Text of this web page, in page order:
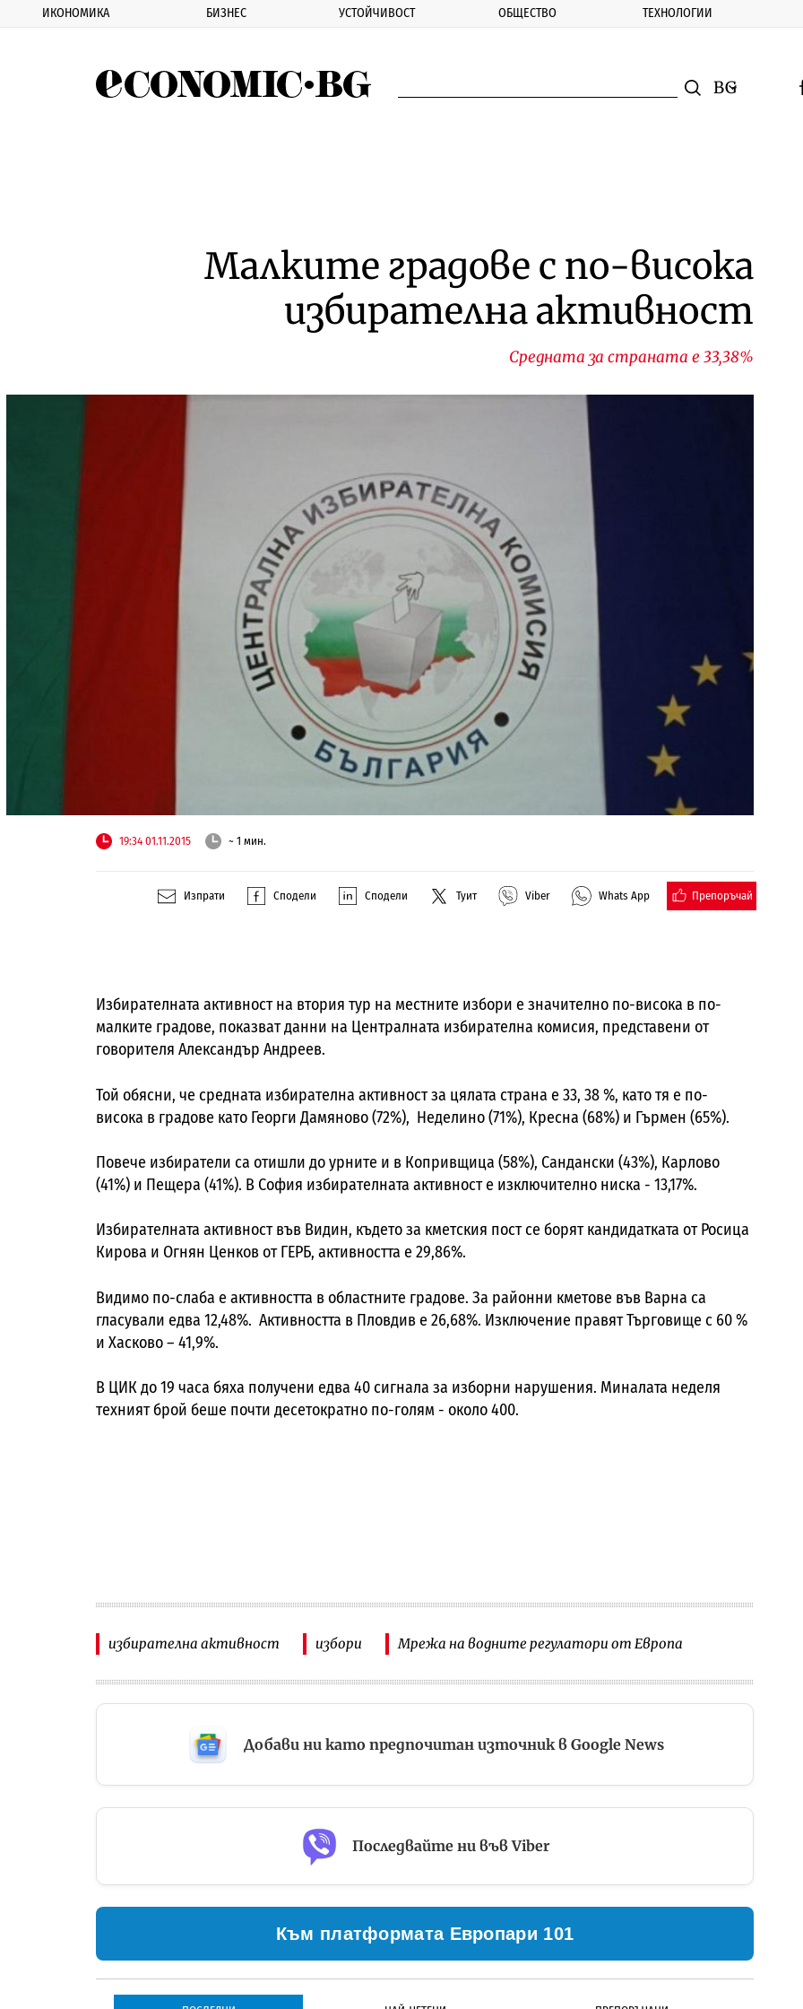
ИКОНОМИКА БИЗНЕС УСТОЙЧИВОСТ ОБЩЕСТВО ТЕХНОЛОГИИ
Смяна на
Малките градове с по-висока
избирателна активност
Средната за страната е 33,38%
19:34 01.11.2015 ~ 1 мин.
Изпрати Сподели Сподели Туит Viber Whats App Препоръчай
Избирателната активност на втория тур на местните избори е значително по-висока в по-
малките градове, показват данни на Централната избирателна комисия, представени от
говорителя Александър Андреев.
Той обясни, че средната избирателна активност за цялата страна е 33, 38 %, като тя е по-
висока в градове като Георги Дамяново (72%), Неделино (71%), Кресна (68%) и Гърмен (65%).
Повече избиратели са отишли до урните и в Копривщица (58%), Сандански (43%), Карлово
(41%) и Пещера (41%). В София избирателната активност е изключително ниска - 13,17%.
Избирателната активност във Видин, където за кметския пост се борят кандидатката от Росица
Кирова и Огнян Ценков от ГЕРБ, активността е 29,86%.
Видимо по-слаба е активността в областните градове. За районни кметове във Варна са
гласували едва 12,48%. Активността в Пловдив е 26,68%. Изключение правят Търговище с 60 %
и Хасково – 41,9%.
В ЦИК до 19 часа бяха получени едва 40 сигнала за изборни нарушения. Миналата неделя
техният брой беше почти десетократно по-голям - около 400.
избирателна активност избори Мрежа на водните регулатори от Европа
Добави ни като предпочитан източник в Google News
Последвайте ни във Viber
Към платформата Европари 101